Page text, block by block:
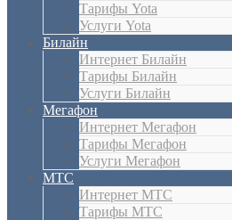
Тарифы Yota
Услуги Yota
Билайн
Интернет Билайн
Тарифы Билайн
Услуги Билайн
Мегафон
Интернет Мегафон
Тарифы Мегафон
Услуги Мегафон
МТС
Интернет МТС
Тарифы МТС